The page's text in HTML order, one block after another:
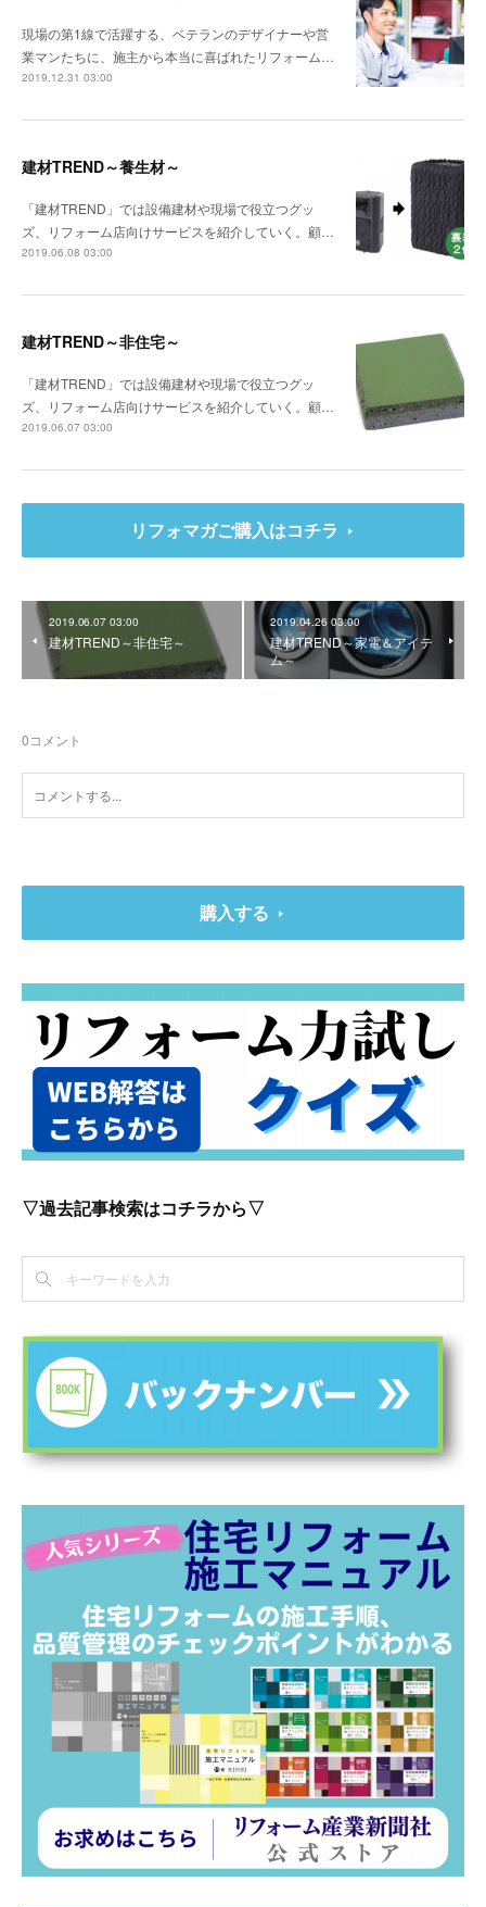
現場の第1線で活躍する、ベテランのデザイナーや営
業マンたちに、施主から本当に喜ばれたリフォーム…
2019.12.31 03:00
建材TREND～養生材～
「建材TREND」では設備建材や現場で役立つグッ
ズ、リフォーム店向けサービスを紹介していく。顧…
2019.06.08 03:00
建材TREND～非住宅～
「建材TREND」では設備建材や現場で役立つグッ
ズ、リフォーム店向けサービスを紹介していく。顧…
2019.06.07 03:00
リフォマガご購入はコチラ
2019.06.07 03:00
建材TREND～非住宅～
2019.04.26 03:00
建材TREND～家電＆アイテ
ム～
0コメント
購入する
▽過去記事検索はコチラから▽